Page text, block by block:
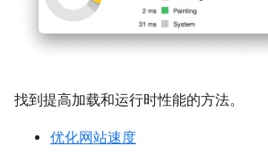
找到提高加载和运行时性能的方法。
优化网站速度